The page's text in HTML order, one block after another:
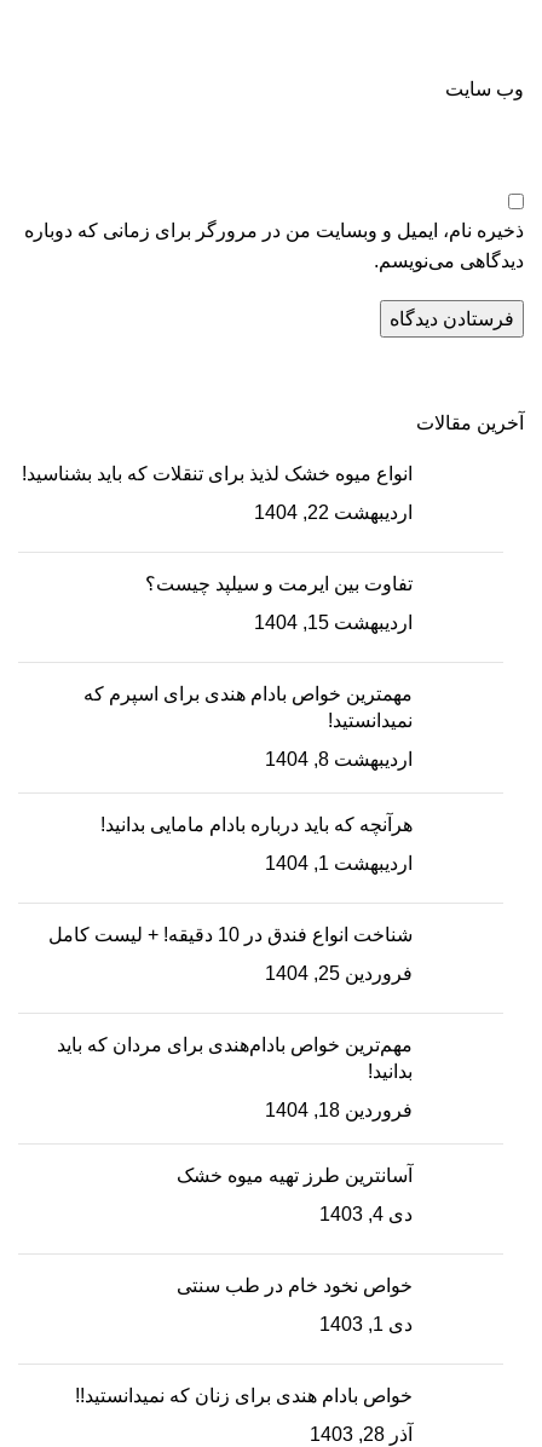
وب‌ سایت
ذخیره نام، ایمیل و وبسایت من در مرورگر برای زمانی که دوباره
دیدگاهی می‌نویسم.
آخرین مقالات
انواع میوه خشک لذیذ برای تنقلات که باید بشناسید!
اردیبهشت 22, 1404
تفاوت بین ایرمت و سیلپد چیست؟
اردیبهشت 15, 1404
مهمترین خواص بادام هندی برای اسپرم که
نمیدانستید!
اردیبهشت 8, 1404
هرآنچه که باید درباره بادام مامایی بدانید!
اردیبهشت 1, 1404
شناخت انواع فندق در 10 دقیقه! + لیست کامل
فروردین 25, 1404
مهم‌ترین خواص بادام‌هندی برای مردان که باید
بدانید!
فروردین 18, 1404
آسانترین طرز تهیه میوه خشک
دی 4, 1403
خواص نخود خام در طب سنتی
دی 1, 1403
خواص بادام هندی برای زنان که نمیدانستید!!
آذر 28, 1403